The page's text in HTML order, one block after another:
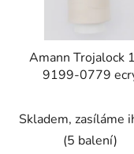
Amann Trojalock
9199-0779
overlocková nit
polyester
Skladem, zasíláme
(5 balení)